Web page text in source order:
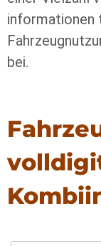
informationen
bei.